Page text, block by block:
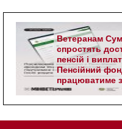
Ветеранам
спростять
пенсій і
Пенсійний
працюватиме
алгоритмом